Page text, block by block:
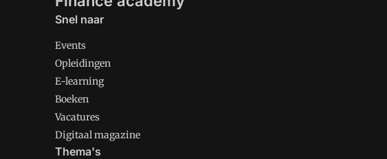
Snel naar
Events
Opleidingen
E-learning
Boeken
Vacatures
Digitaal magazine
Thema's